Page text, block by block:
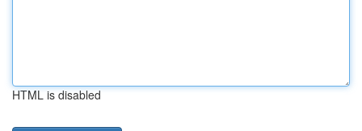
HTML is disabled